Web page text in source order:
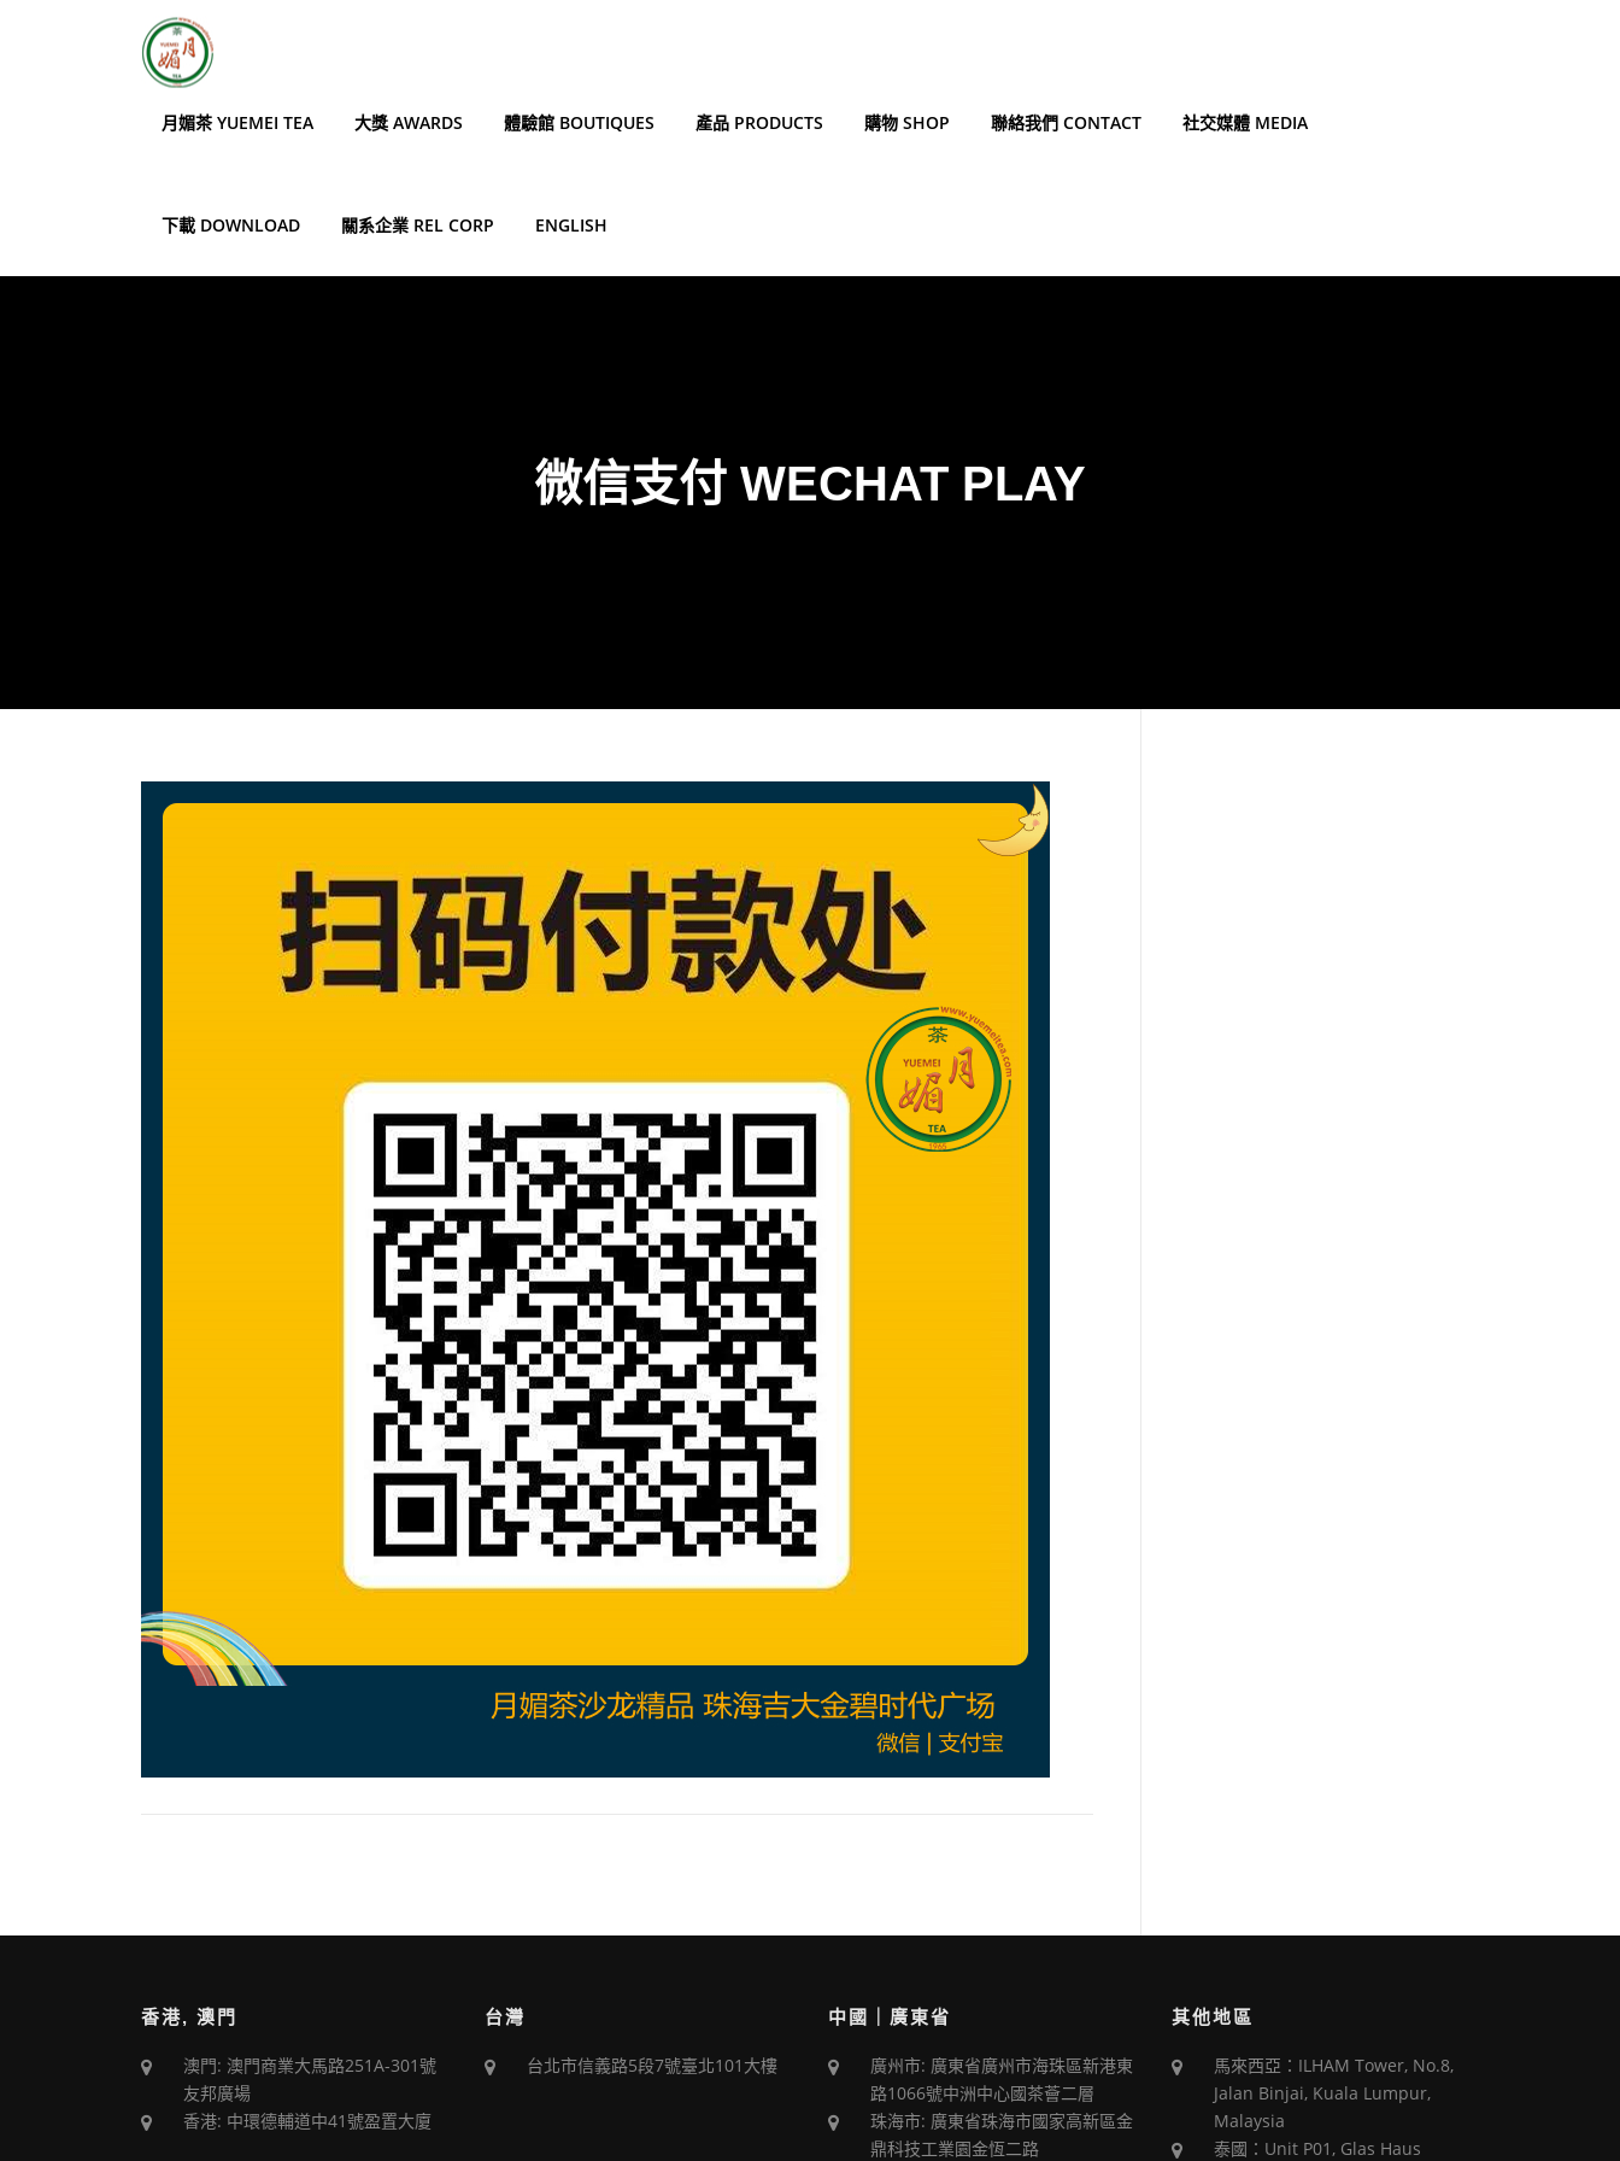
月媚茶 YUEMEI TEA 大獎 AWARDS 體驗館 BOUTIQUES 產品 PRODUCTS 購物 SHOP 聯絡我們 CONTACT 社交媒體 MEDIA
下載 DOWNLOAD 關系企業 REL CORP ENGLISH
微信支付 WECHAT PLAY
香港, 澳門
澳門: 澳門商業大馬路251A-301號
友邦廣場
香港: 中環德輔道中41號盈置大廈
台灣
台北市信義路5段7號臺北101大樓
中國｜廣東省
廣州市: 廣東省廣州市海珠區新港東
路1066號中洲中心國茶薈二層
珠海市: 廣東省珠海市國家高新區金
鼎科技工業園金恆二路
其他地區
馬來西亞：ILHAM Tower, No.8,
Jalan Binjai, Kuala Lumpur,
Malaysia
泰國：Unit P01, Glas Haus